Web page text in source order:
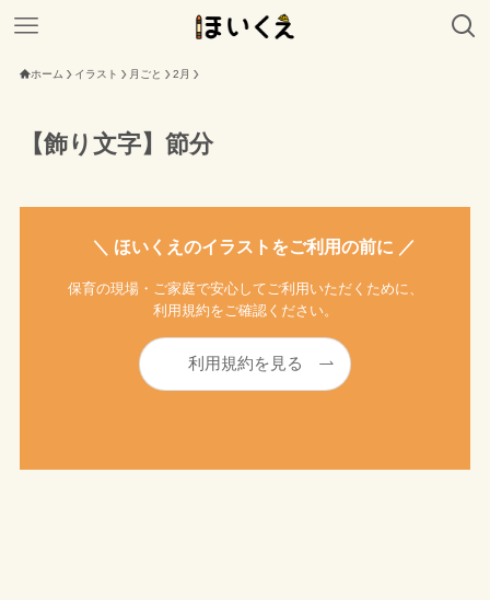
ホーム イラスト 月ごと 2月
【飾り文字】節分
＼ ほいくえのイラストをご利用の前に ／
保育の現場・ご家庭で安心してご利用いただくために、
利用規約をご確認ください。
利用規約を見る